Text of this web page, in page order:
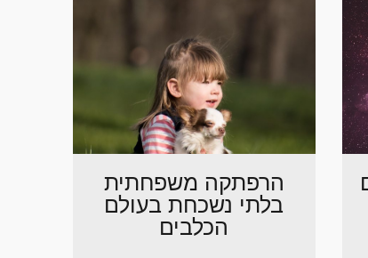
הרפתקה משפחתית
בלתי נשכחת בעולם
הכלבים